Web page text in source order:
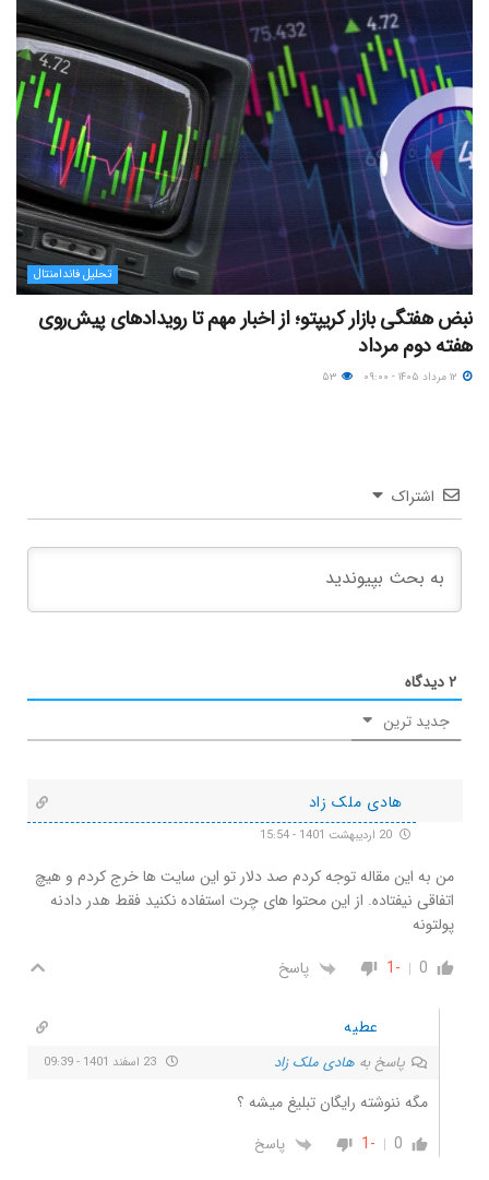
تحلیل فاندامنتال
نبض هفتگی بازار کریپتو؛ از اخبار مهم تا رویدادهای پیش‌روی
هفته دوم مرداد
اشتراک
۲دیدگاه
جدید ترین
هادی ملک زاد
من به این مقاله توجه کردم صد دلار تو این سایت ها خرج کردم و هیچ
اتفاقی نیفتاده. از این محتوا های چرت استفاده نکنید فقط هدر دادنه
پولتونه
0
-1 پاسخ
عطیه
پاسخ به هادی ملک زاد
مگه ننوشته رایگان تبلیغ میشه ؟
0
-1 پاسخ